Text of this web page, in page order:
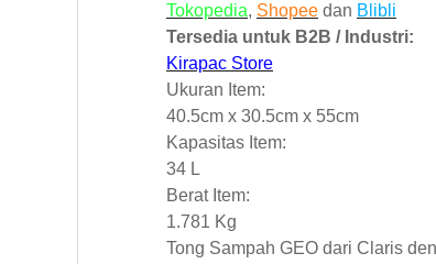
Tokopedia, Shopee dan Blibli
Tersedia untuk B2B / Industri:
Kirapac Store
Ukuran Item:
40.5cm x 30.5cm x 55cm
Kapasitas Item:
34 L
Berat Item:
1.781 Kg
Tong Sampah GEO dari Claris